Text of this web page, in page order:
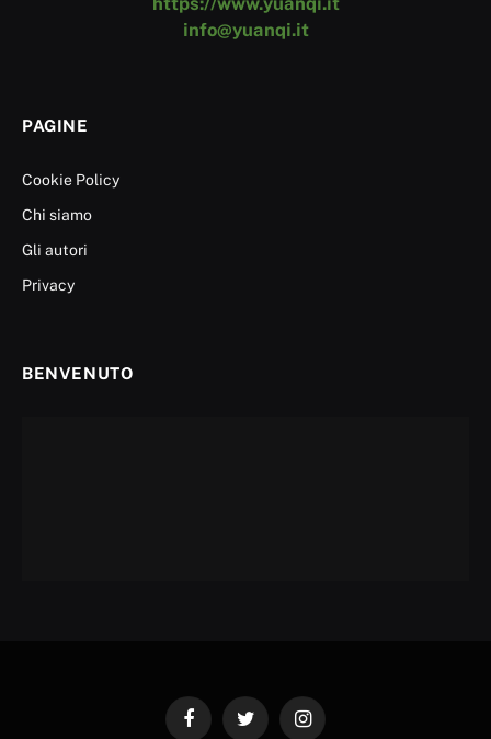
info@yuanqi.it
PAGINE
Cookie Policy
Chi siamo
Gli autori
Privacy
BENVENUTO
FacebookTwitter Instagram